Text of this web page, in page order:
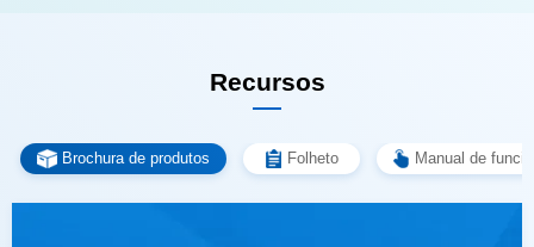
Recursos
Brochura de produtos Folheto Manual de